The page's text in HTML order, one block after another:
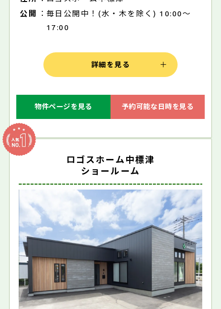
公開
毎日公開中！(水・木を除く) 10:00～
17:00
詳細を見る
物件ページを見る 予約可能な日時を見る
ロゴスホーム中標津
ショールーム